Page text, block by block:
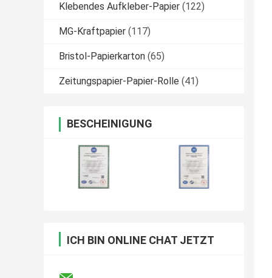
Klebendes Aufkleber-Papier (122)
MG-Kraftpapier (117)
Bristol-Papierkarton (65)
Zeitungspapier-Papier-Rolle (41)
BESCHEINIGUNG
ICH BIN ONLINE CHAT JETZT